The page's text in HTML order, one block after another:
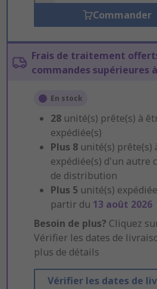
Commander
Frais de traitement
commandes supérieures
En stock
28 unité(s) prête(s) à
expédiée(s)
Plus 8 unité(s) prête(s)
expédiée(s) d'un autre
de distribution
Plus 5 unité(s)
partir du 13 août 2026
Besoin de plus? Cliquez
Vérifier les dates de
plus de détails
Vérifier les dates de